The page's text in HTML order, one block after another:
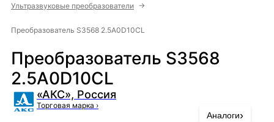
Ультразвуковые преобразователи →
Преобразователь S3568 2.5A0D10CL
Преобразователь S3568
2.5A0D10CL
«АКС», Россия
Торговая марка ›
Аналоги›